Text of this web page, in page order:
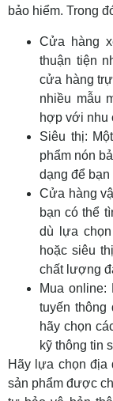
bảo hiểm. Trong
Cửa hàng
thuận tiện
cửa hàng
nhiều mẫu
hợp với nhu
Siêu thị:
phẩm nón
dạng để
Cửa hàng
bạn có thể
dù lựa
hoặc siêu
chất lượng
Mua online:
tuyến thông
hãy chọn
kỹ thông tin
Hãy lựa chọn địa
sản phẩm được